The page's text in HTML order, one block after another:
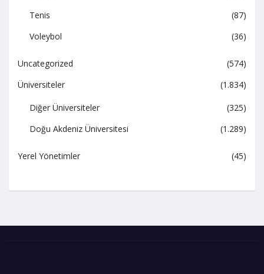
Tenis
(87)
Voleybol
(36)
Uncategorized
(574)
Üniversiteler
(1.834)
Diğer Üniversiteler
(325)
Doğu Akdeniz Üniversitesi
(1.289)
Yerel Yönetimler (45)